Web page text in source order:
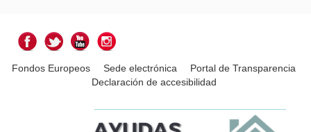
Fondos Europeos Sede electrónica
Portal de Transparencia
Declaración de accesibilidad